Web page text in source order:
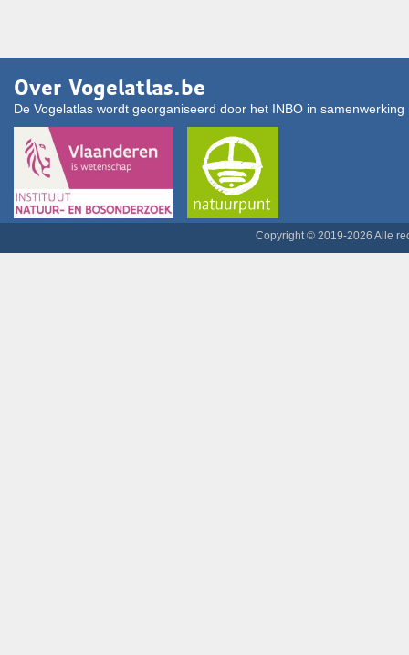
Over Vogelatlas.be
De Vogelatlas wordt georganiseerd door het INBO in
Copyright © 2019-2026 Alle